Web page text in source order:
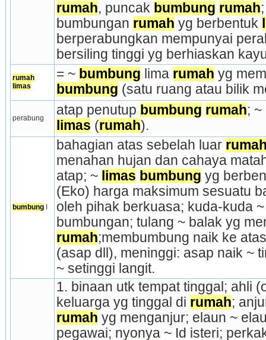
rumah, puncak bumbung rumah
bumbungan rumah yg berbentuk
berperabungkan mempunyai
bersiling tinggi yg berhiaskan
rumah
limas
= ~ bumbung lima rumah
bumbung (satu ruang atau bilik
perabung
atap penutup bumbung rumah
limas (rumah).
bumbung I
bahagian atas sebelah luar
menahan hujan dan cahaya
atap; ~ limas bumbung yg
(Eko) harga maksimum sesuatu
oleh pihak berkuasa; kuda-kuda
rumah;membumbung naik ke
(asap dll), meninggi: asap naik ~
~ setinggi langit.
1. binaan utk tempat tinggal; ahli
keluarga yg tinggal di rumah
rumah yg menganjur; elaun ~
pegawai; nyonya ~ Id isteri;